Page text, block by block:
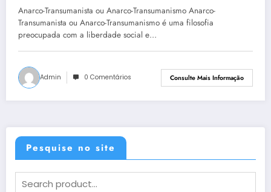
Anarco-Transumanista ou Anarco-Transumanismo Anarco-
Transumanista ou Anarco-Transumanismo é uma filosofia
preocupada com a liberdade social e…
Admin 0 Comentários Consulte Mais Informação
Pesquise no site